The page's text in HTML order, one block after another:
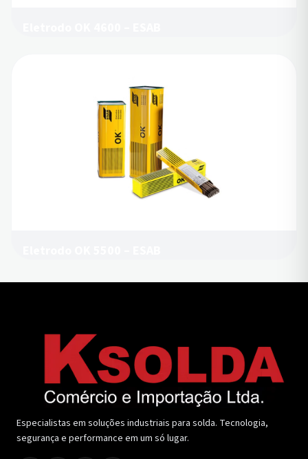
Especialistas em soluções industriais para solda. Tecnologia,
segurança e performance em um só lugar.